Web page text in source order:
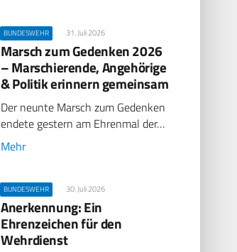
BUNDESWEHR 31. Juli 2026
Marsch zum Gedenken 2026
– Marschierende, Angehörige
& Politik erinnern gemeinsam
Der neunte Marsch zum Gedenken
endete gestern am Ehrenmal der…
Mehr
BUNDESWEHR 30. Juli 2026
Anerkennung: Ein
Ehrenzeichen für den
Wehrdienst